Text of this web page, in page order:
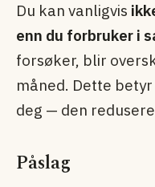
Du kan vanligvis
enn du forbruker i
forsøker, blir
måned. Dette
deg — den
Påslag